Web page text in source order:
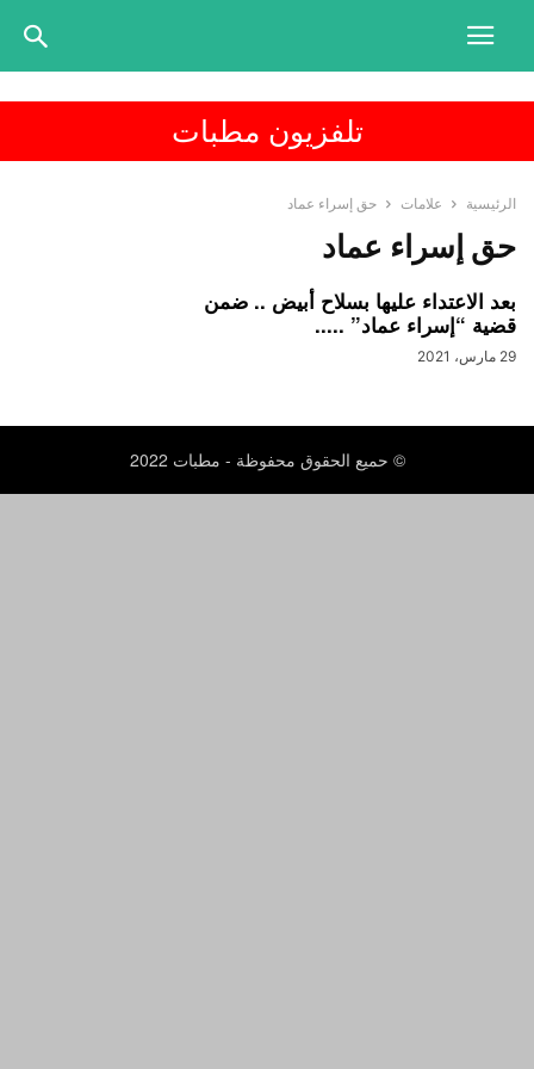
تلفزيون مطبات
الرئيسية علامات حق إسراء عماد
حق إسراء عماد
بعد الاعتداء عليها بسلاح أبيض .. ضمن
قضية “إسراء عماد” .....
29 مارس، 2021
© حميع الحقوق محفوظة - مطبات 2022